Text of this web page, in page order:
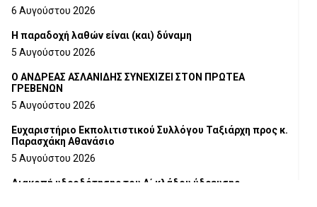
6 Αυγούστου 2026
H παραδοχή λαθών είναι (και) δύναμη
5 Αυγούστου 2026
Ο ΑΝΔΡΕΑΣ ΑΣΛΑΝΙΔΗΣ ΣΥΝΕΧΙΖΕΙ ΣΤΟΝ ΠΡΩΤΕΑ
ΓΡΕΒΕΝΩΝ
5 Αυγούστου 2026
Ευχαριστήριο Εκπολιτιστικού Συλλόγου Ταξιάρχη προς κ.
Παρασχάκη Αθανάσιο
5 Αυγούστου 2026
Διακοπή υδροδότησης του Α΄ κλάδου ύδρευσης